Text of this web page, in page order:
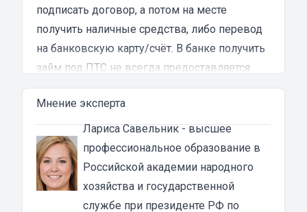
подписать договор, а потом на месте
получить наличные средства, либо перевод
на банковскую карту/счёт. В банке получить
займ под ПТС не всегда предоставляется
возможным, а при отрицательных моментах
в кредитной истории, вероятность на
выплату и вовсе сводится к минимуму. Но
автоломбарду, в залог остается машина или
бумаги на нее, что служит гарантией
погашения займа. Если владелец
автомобильного средства по определённой
Мнение эксперта
Лариса Савельник- высшее
профессиональное образование в
Российской академии народного
хозяйства и государственной
службе при президенте РФ по